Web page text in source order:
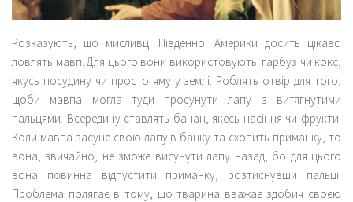
Розказують, що мисливці Південної Америки досить цікаво
ловлять мавп. Для цього вони використовують: гарбуз чи кокс,
якусь посудину чи просто яму у землі. Роблять отвір для того,
щоби мавпа могла туди просунути лапу з витягнутими
пальцями. Всередину ставлять банан, якесь насіння чи фрукти.
Коли мавпа засуне свою лапу в банку та схопить приманку, то
вона, звичайно, не зможе висунути лапу назад, бо для цього
вона повинна відпустити приманку, розтиснувши пальці.
Проблема полягає в тому, що тварина вважає здобич своєю